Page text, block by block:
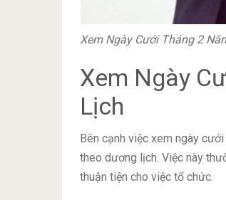
Xem Ngày Cưới Tháng 2
Xem Ngày
Lịch
Bên cạnh việc xem ngày
theo dương lịch. Việc này
thuận tiện cho việc tổ chức.